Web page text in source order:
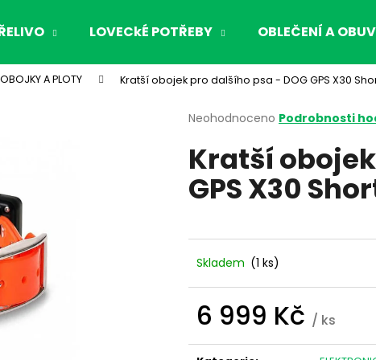
LOVECkÉ POTŘEBY OBLEČENÍ A OBUV
A PLOTY Kratší obojek pro dalšího psa - DOG GPS X30
Průměrné
produktu
je
0,0
z
Neohodnoceno Podrobnosti
Kratší
GPS X30
Skladem (1 ks)
6 999 Kč / ks
cena:
Co potřebujete najít?
HLEDAT